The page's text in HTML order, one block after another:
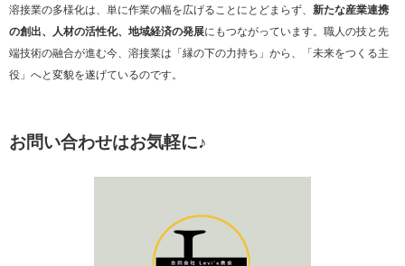
溶接業の多様化は、単に作業の幅を広げることにとどまらず、 新たな産業連携
の創出、人材の活性化、地域経済の発展にもつながっています。職人の技と先
端技術の融合が進む今、溶接業は「縁の下の力持ち」から、「未来をつくる主
役」へと変貌を遂げているのです。
お問い合わせはお気軽に♪